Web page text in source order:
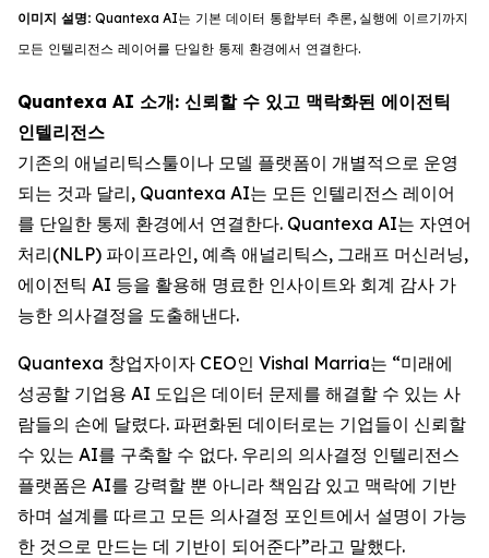
이미지 설명: Quantexa AI는 기본 데이터 통합부터 추론, 실행에 이르기까지
모든 인텔리전스 레이어를 단일한 통제 환경에서 연결한다.
Quantexa AI 소개: 신뢰할 수 있고 맥락화된 에이전틱
인텔리전스
기존의 애널리틱스툴이나 모델 플랫폼이 개별적으로 운영
되는 것과 달리, Quantexa AI는 모든 인텔리전스 레이어
를 단일한 통제 환경에서 연결한다. Quantexa AI는 자연어
처리(NLP) 파이프라인, 예측 애널리틱스, 그래프 머신러닝,
에이전틱 AI 등을 활용해 명료한 인사이트와 회계 감사 가
능한 의사결정을 도출해낸다.
Quantexa 창업자이자 CEO인 Vishal Marria는 “미래에
성공할 기업용 AI 도입은 데이터 문제를 해결할 수 있는 사
람들의 손에 달렸다. 파편화된 데이터로는 기업들이 신뢰할
수 있는 AI를 구축할 수 없다. 우리의 의사결정 인텔리전스
플랫폼은 AI를 강력할 뿐 아니라 책임감 있고 맥락에 기반
하며 설계를 따르고 모든 의사결정 포인트에서 설명이 가능
한 것으로 만드는 데 기반이 되어준다”라고 말했다.